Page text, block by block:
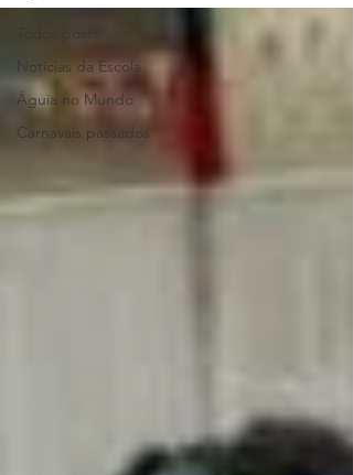
Notícias da Escola
Águia no Mundo
Carnavais passados